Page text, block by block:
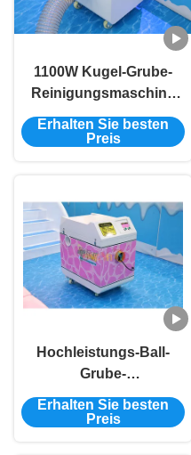
1100W Kugel-Grube-
Reinigungsmaschine
Intelligente Kugel-
Grube-Grube-
Erhalten Sie besten
Preis
Hochleistungs-Ball-
Grube-
Reinigungsmaschine
Mehrfunktions-
Erhalten Sie besten
Preis